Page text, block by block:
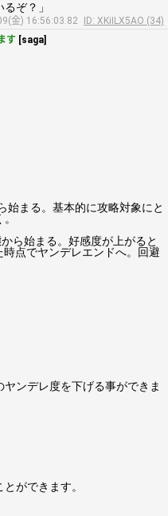
ぞ？」
金) 16:56:03.82
ID: XKiILX5AO (34)
す [saga]
まる。基本的に攻略対象にと
ら始まる。好感度が上がると
点でヤンデレエンドへ。回避
ンデレ度を下げる事ができま
ができます。